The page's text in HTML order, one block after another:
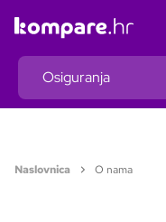
Osiguranja
Naslovnica O nama